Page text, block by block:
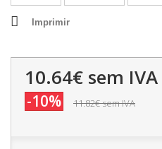
Imprimir
10.64€ sem IVA
-10% 11.82€sem IVA